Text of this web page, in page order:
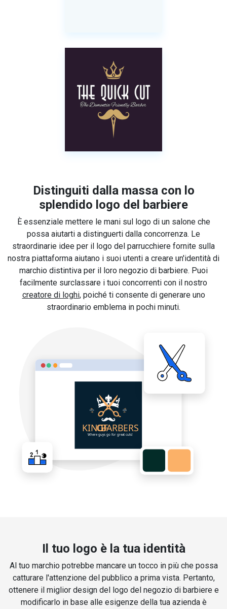
Distinguiti dalla massa con lo
splendido logo del barbiere
È essenziale mettere le mani sul logo di un salone che
possa aiutarti a distinguerti dalla concorrenza. Le
straordinarie idee per il logo del parrucchiere fornite sulla
nostra piattaforma aiutano i suoi utenti a creare un'identità di
marchio distintiva per il loro negozio di barbiere. Puoi
facilmente surclassare i tuoi concorrenti con il nostro
creatore di loghi, poiché ti consente di generare uno
straordinario emblema in pochi minuti.
Il tuo logo è la tua identità
Al tuo marchio potrebbe mancare un tocco in più che possa
catturare l'attenzione del pubblico a prima vista. Pertanto,
ottenere il miglior design del logo del negozio di barbiere e
modificarlo in base alle esigenze della tua azienda è